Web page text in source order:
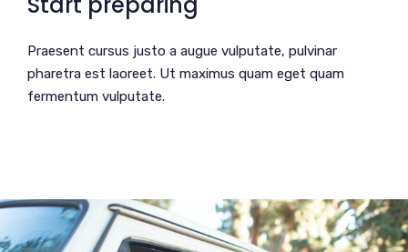
Praesent cursus justo a augue vulputate, pulvinar
pharetra est laoreet. Ut maximus quam eget quam
fermentum vulputate.